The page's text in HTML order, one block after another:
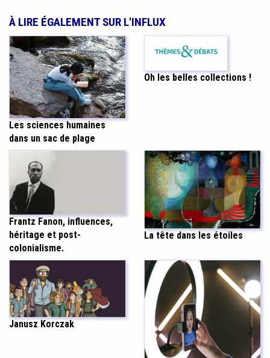
À LIRE ÉGALEMENT SUR L'INFLUX
Les sciences humaines
dans un sac de plage
Oh les belles collections !
Frantz Fanon, influences,
héritage et post-
colonialisme.
La tête dans les étoiles
Janusz Korczak